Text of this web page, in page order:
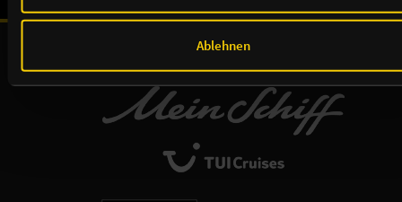
Ablehnen
Unsere Sponsoren & Partnerschaften: